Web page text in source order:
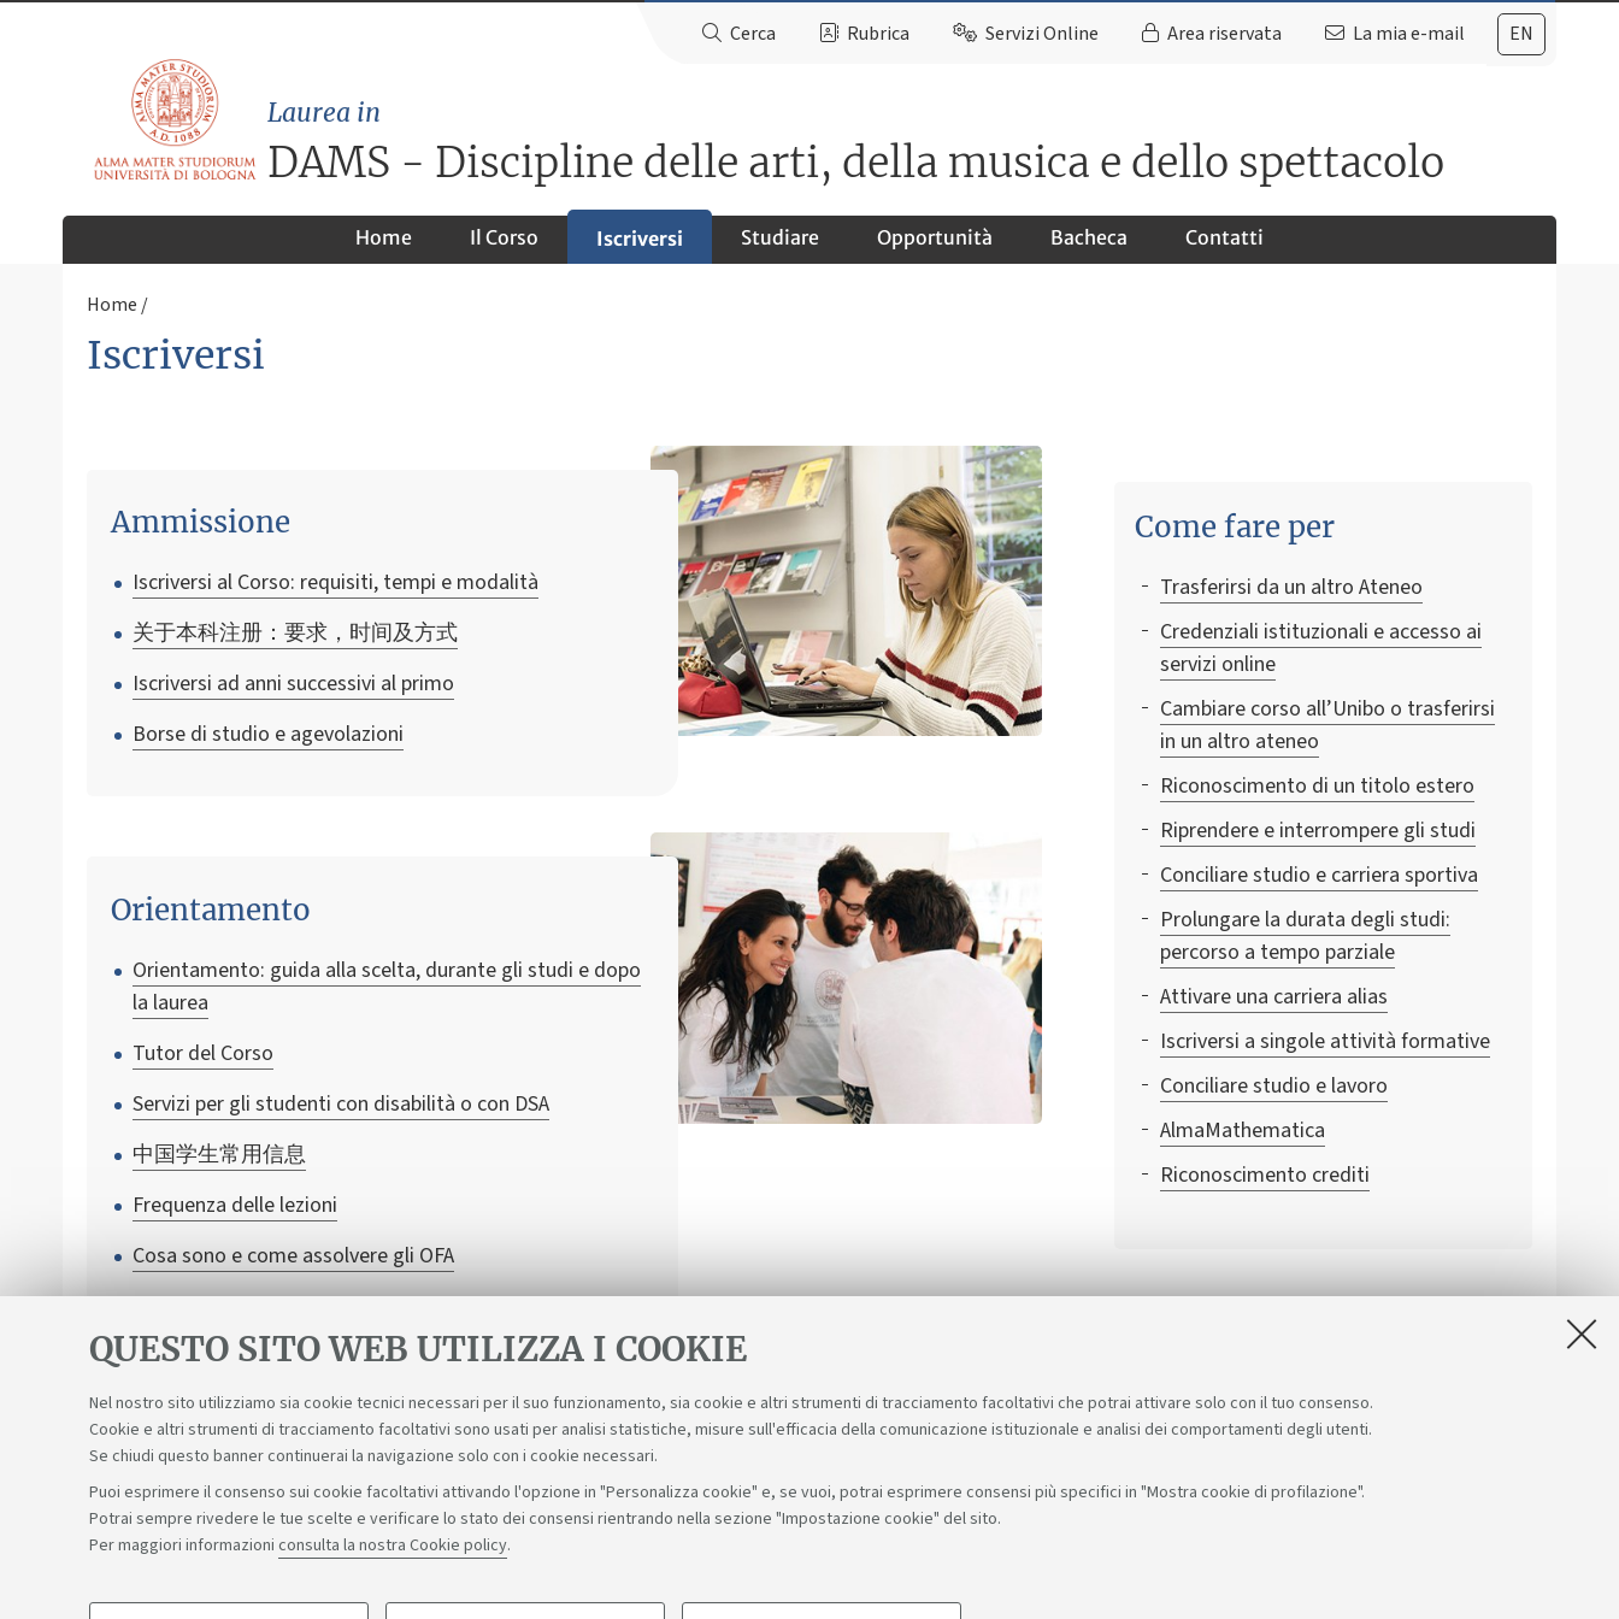
QUESTO SITO WEB UTILIZZA I COOKIE
Nel nostro sito utilizziamo sia cookie tecnici necessari per il suo funzionamento, sia cookie e altri strumenti di tracciamento facoltativi che potrai attivare solo con il tuo consenso.
Cookie e altri strumenti di tracciamento facoltativi sono usati per analisi statistiche, misure sull'efficacia della comunicazione istituzionale e analisi dei comportamenti degli utenti.
Se chiudi questo banner continuerai la navigazione solo con i cookie necessari.
Puoi esprimere il consenso sui cookie facoltativi attivando l'opzione in "Personalizza cookie" e, se vuoi, potrai esprimere consensi più specifici in "Mostra cookie di profilazione".
Potrai sempre rivedere le tue scelte e verificare lo stato dei consensi rientrando nella sezione "Impostazione cookie" del sito.
Per maggiori informazioni consulta la nostra Cookie policy.
EN
Cerca Rubrica Servizi Online Area riservata La mia e-mail
Laurea in
DAMS - Discipline delle arti, della musica e dello spettacolo
Home Il Corso Iscriversi Studiare Opportunità Bacheca Contatti
Home
Iscriversi
Ammissione
Iscriversi al Corso: requisiti, tempi e modalità
关于本科注册：要求，时间及方式
Iscriversi ad anni successivi al primo
Borse di studio e agevolazioni
Orientamento
Orientamento: guida alla scelta, durante gli studi e dopo
la laurea
Tutor del Corso
Servizi per gli studenti con disabilità o con DSA
中国学生常用信息
Frequenza delle lezioni
Cosa sono e come assolvere gli OFA
Come iscriverti a un corso se vieni da un Paese non-UE
Come fare per
Trasferirsi da un altro Ateneo
Credenziali istituzionali e accesso ai
servizi online
Cambiare corso all’Unibo o trasferirsi
in un altro ateneo
Riconoscimento di un titolo estero
Riprendere e interrompere gli studi
Conciliare studio e carriera sportiva
Prolungare la durata degli studi:
percorso a tempo parziale
Attivare una carriera alias
Iscriversi a singole attività formative
Conciliare studio e lavoro
AlmaMathematica
Riconoscimento crediti
Sosteniamo il diritto alla conoscenza